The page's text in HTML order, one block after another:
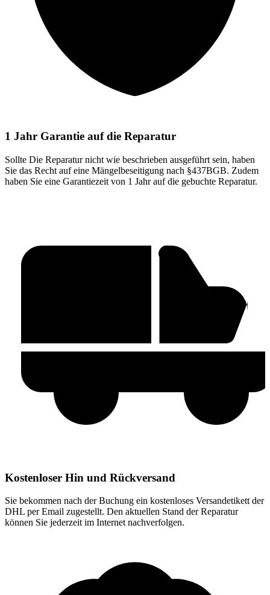
1 Jahr Garantie auf die Reparatur
Sollte Die Reparatur nicht wie beschrieben ausgeführt sein, haben
Sie das Recht auf eine Mängelbeseitigung nach §437BGB. Zudem
haben Sie eine Garantiezeit von 1 Jahr auf die gebuchte Reparatur.
Kostenloser Hin und Rückversand
Sie bekommen nach der Buchung ein kostenloses Versandetikett der
DHL per Email zugestellt. Den aktuellen Stand der Reparatur
können Sie jederzeit im Internet nachverfolgen.